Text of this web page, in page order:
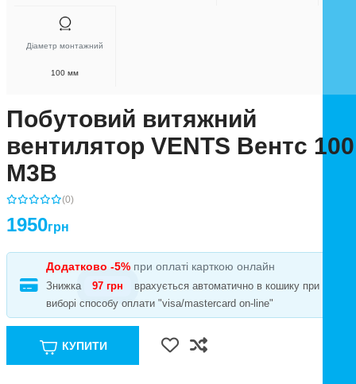
Діаметр монтажний
100 мм
Побутовий витяжний
вентилятор VENTS Вентс 100
М3В
(0)
1950грн
Додатково -5% при оплаті карткою онлайн
Знижка 97 грн
врахується автоматично в кошику при
виборі способу оплати "visa/mastercard on-line"
КУПИТИ